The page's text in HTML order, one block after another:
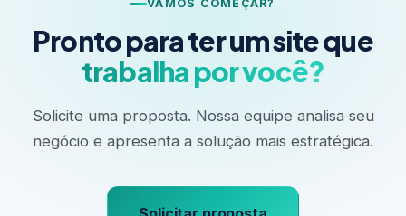
VAMOS COMEÇAR?
Pronto para ter um site que
trabalha por você?
Solicite uma proposta. Nossa equipe analisa seu
negócio e apresenta a solução mais estratégica.